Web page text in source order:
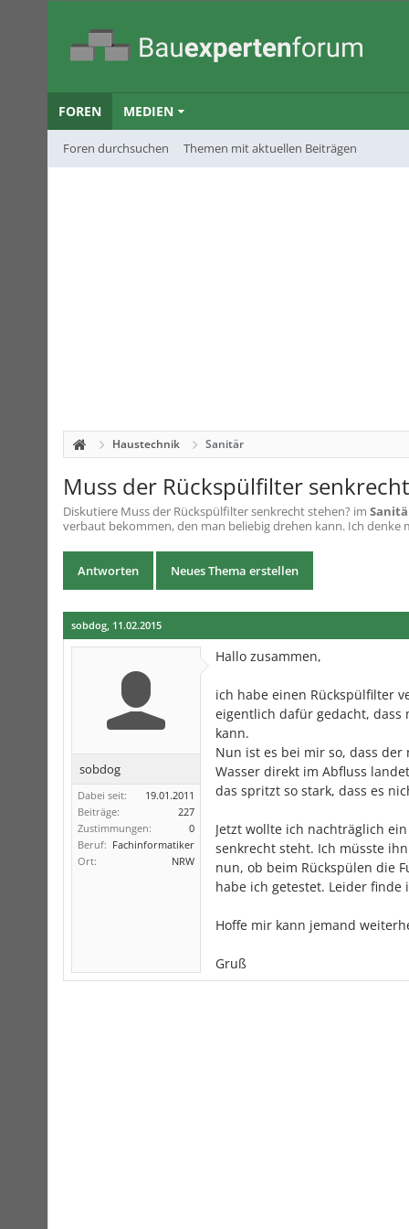
FOREN
Foren durchsuchen Themen mit aktuellen Beiträgen
MEDIEN
Haustechnik Sanitär
Muss der Rückspülfilter
Diskutiere Muss der Rückspülfilter senkrecht stehen? im
verbaut bekommen, den man beliebig drehen kann. Ich denke
Antworten Neues Thema erstellen
sobdog, 11.02.2015
sobdog
Dabei seit:
19.01.2011
Beiträge:
227
Zustimmungen:
0
Beruf: Fachinformatiker
Ort:
NRW
Hallo zusammen,
ich habe einen Rückspülfilter
eigentlich dafür gedacht, dass
kann.
Nun ist es bei mir so, dass
Wasser direkt im Abfluss
das spritzt so stark, dass es
Jetzt wollte ich nachträglich
senkrecht steht. Ich müsste
nun, ob beim Rückspülen die
habe ich getestet. Leider
Hoffe mir kann jemand
Gruß